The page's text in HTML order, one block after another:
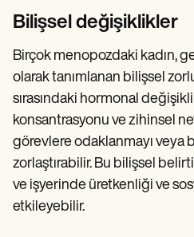
Bilişsel değişiklikler
Birçok menopozdaki kadın,
olarak tanımlanan bilişsel
sırasındaki hormonal
konsantrasyonu ve zihinsel
görevlere odaklanmayı veya
zorlaştırabilir. Bu bilişsel
ve işyerinde üretkenliği ve
etkileyebilir.